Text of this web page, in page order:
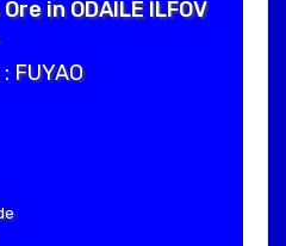
in ODAILE ILFOV
FUYAO